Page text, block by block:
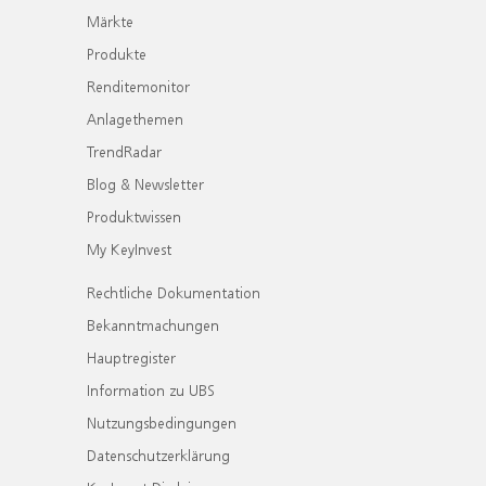
Märkte
Produkte
Renditemonitor
Anlagethemen
TrendRadar
Blog & Newsletter
Produktwissen
My KeyInvest
Rechtliche Dokumentation
Bekanntmachungen
Hauptregister
Information zu UBS
Nutzungsbedingungen
Datenschutzerklärung